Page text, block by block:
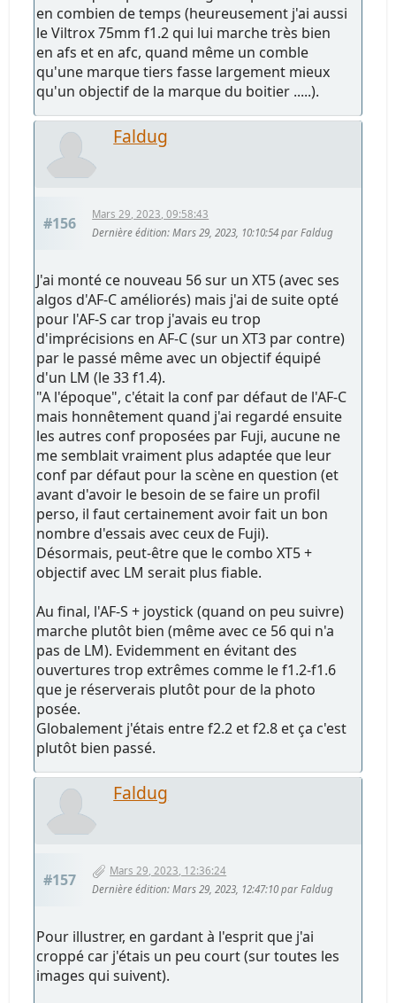
en combien de temps (heureusement j'ai aussi
le Viltrox 75mm f1.2 qui lui marche très bien
en afs et en afc, quand même un comble
qu'une marque tiers fasse largement mieux
qu'un objectif de la marque du boitier .....).
Faldug
#156
Mars 29, 2023, 09:58:43
Dernière édition: Mars 29, 2023, 10:10:54 par Faldug
J'ai monté ce nouveau 56 sur un XT5 (avec ses
algos d'AF-C améliorés) mais j'ai de suite opté
pour l'AF-S car trop j'avais eu trop
d'imprécisions en AF-C (sur un XT3 par contre)
par le passé même avec un objectif équipé
d'un LM (le 33 f1.4).
"A l'époque", c'était la conf par défaut de l'AF-C
mais honnêtement quand j'ai regardé ensuite
les autres conf proposées par Fuji, aucune ne
me semblait vraiment plus adaptée que leur
conf par défaut pour la scène en question (et
avant d'avoir le besoin de se faire un profil
perso, il faut certainement avoir fait un bon
nombre d'essais avec ceux de Fuji).
Désormais, peut-être que le combo XT5 +
objectif avec LM serait plus fiable.
Au final, l'AF-S + joystick (quand on peu suivre)
marche plutôt bien (même avec ce 56 qui n'a
pas de LM). Evidemment en évitant des
ouvertures trop extrêmes comme le f1.2-f1.6
que je réserverais plutôt pour de la photo
posée.
Globalement j'étais entre f2.2 et f2.8 et ça c'est
plutôt bien passé.
Faldug
#157
Mars 29, 2023, 12:36:24
Dernière édition: Mars 29, 2023, 12:47:10 par Faldug
Pour illustrer, en gardant à l'esprit que j'ai
croppé car j'étais un peu court (sur toutes les
images qui suivent).